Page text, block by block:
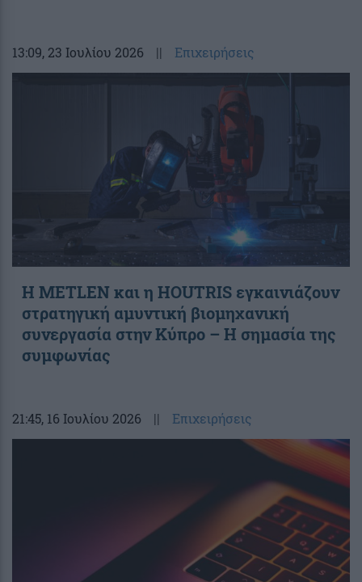
13:09, 23 Ιουλίου 2026 || Επιχειρήσεις
Η METLEN και η HOUTRIS εγκαινιάζουν
στρατηγική αμυντική βιομηχανική
συνεργασία στην Κύπρο – Η σημασία της
συμφωνίας
21:45, 16 Ιουλίου 2026 || Επιχειρήσεις